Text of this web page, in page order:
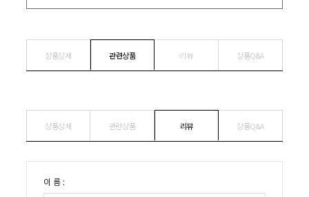
상품상세 관련상품 리뷰 상품Q&A
상품상세 관련상품 리뷰 상품Q&A
이 름 :